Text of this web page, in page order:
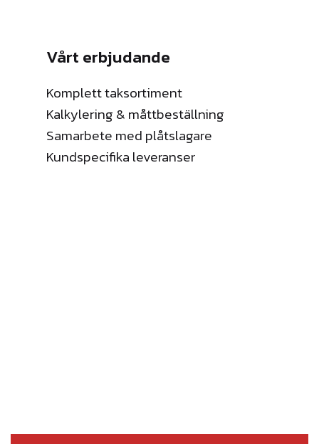
Vårt erbjudande
Komplett taksortiment
Kalkylering & måttbeställning
Samarbete med plåtslagare
Kundspecifika leveranser